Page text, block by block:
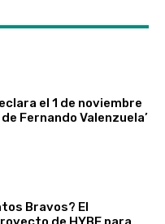
el 1 de noviembre
de Fernando Valenzuela’
Bravos? El